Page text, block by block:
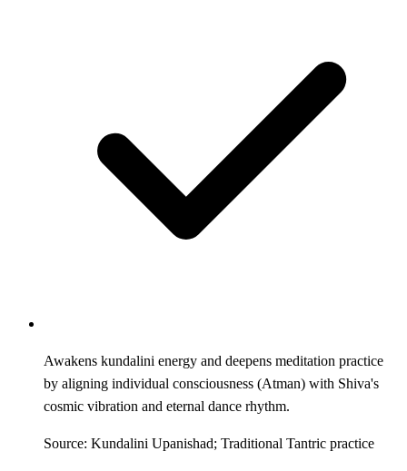
Awakens kundalini energy and deepens meditation practice
by aligning individual consciousness (Atman) with Shiva's
cosmic vibration and eternal dance rhythm.
Source: Kundalini Upanishad; Traditional Tantric practice